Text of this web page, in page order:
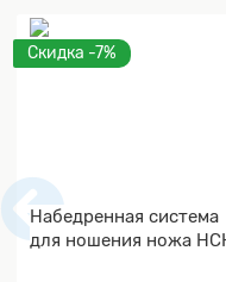
Скидка -7%
Набедренная система
для ношения ножа